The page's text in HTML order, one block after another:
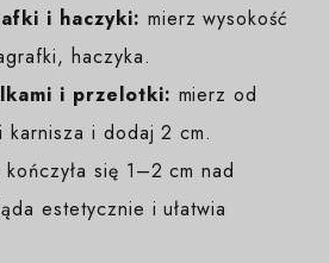
i haczyki: mierz wysokość
haczyka.
i przelotki: mierz od
i dodaj 2 cm.
się 1–2 cm nad
estetycznie i ułatwia